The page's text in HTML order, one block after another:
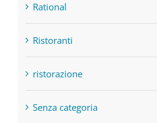
Rational
Ristoranti
ristorazione
Senza categoria